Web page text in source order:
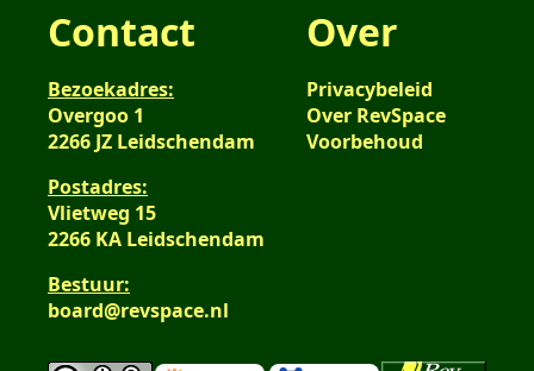
Contact
Bezoekadres:
Overgoo 1
2266 JZ Leidschendam
Postadres:
Vlietweg 15
2266 KA Leidschendam
Bestuur:
board@revspace.nl
Over
Privacybeleid
Over RevSpace
Voorbehoud